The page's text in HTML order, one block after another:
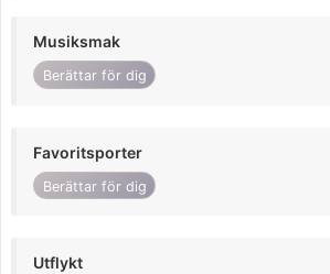
Musiksmak
Berättar för dig
Favoritsporter
Berättar för dig
Utflykt